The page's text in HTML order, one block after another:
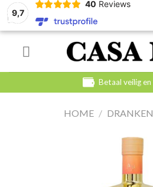
9,7
40 Reviews
Skip
Betaal veilig en
HOME / DRANKEN